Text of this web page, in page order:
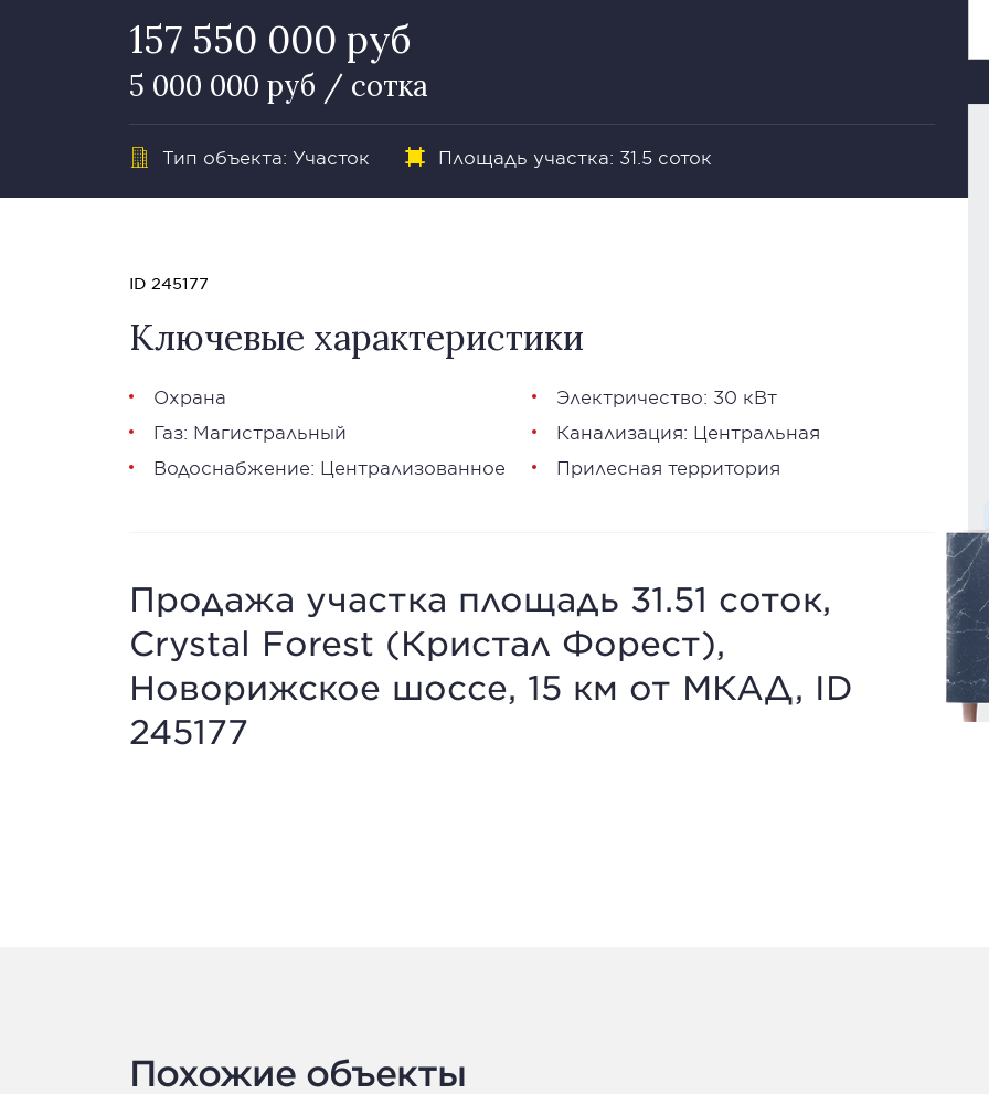
157 550 000 руб
5 000 000 руб / сотка
Тип объекта: Участок Площадь участка: 31.5 соток
ID 245177
Ключевые характеристики
Охрана
Газ: Магистральный
Водоснабжение: Централизованное
Электричество: 30 кВт
Канализация: Центральная
Прилесная территория
Продажа участка площадь 31.51 соток,
Crystal Forest (Кристал Форест),
Новорижское шоссе, 15 км от МКАД, ID
245177
Похожие объекты